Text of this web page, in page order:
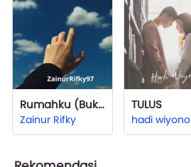
Rumahku (Bukanlah) Surgaku
Zainur Rifky
TULUS
hadi wiyono